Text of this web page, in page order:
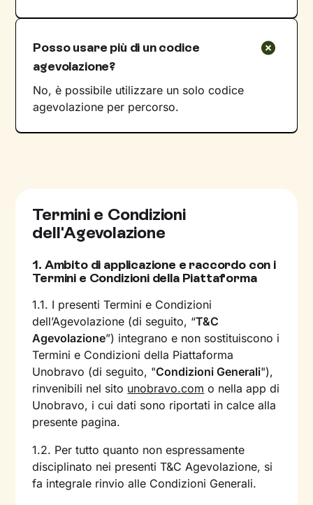
Posso usare più di un codice
agevolazione?
No, è possibile utilizzare un solo codice
agevolazione per percorso.
Termini e Condizioni
dell'Agevolazione
1. Ambito di applicazione e raccordo con i
Termini e Condizioni della Piattaforma
1.1. I presenti Termini e Condizioni
dell’Agevolazione (di seguito, “T&C
Agevolazione”) integrano e non sostituiscono i
Termini e Condizioni della Piattaforma
Unobravo (di seguito, "Condizioni Generali"),
rinvenibili nel sito unobravo.com o nella app di
Unobravo, i cui dati sono riportati in calce alla
presente pagina.
1.2. Per tutto quanto non espressamente
disciplinato nei presenti T&C Agevolazione, si
fa integrale rinvio alle Condizioni Generali.